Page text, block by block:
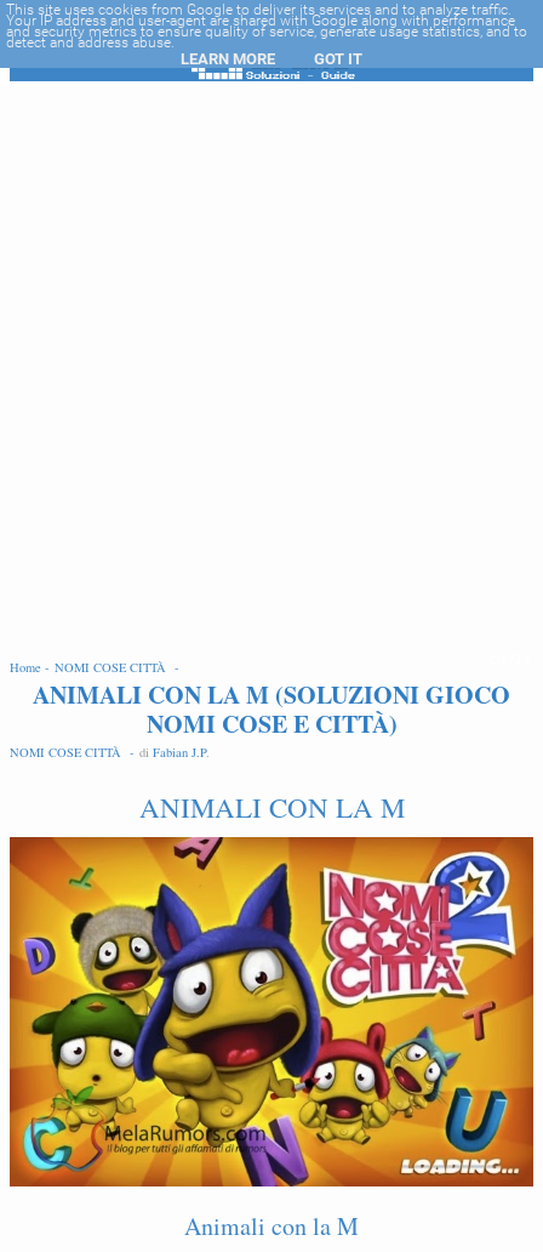
-->
Home - NOMI COSE CITTÀ -
ANIMALI CON LA M (SOLUZIONI GIOCO
NOMI COSE E CITTÀ)
NOMI COSE CITTÀ - di Fabian J.P.
ANIMALI CON LA M
Animali con la M
This site uses cookies from Google to deliver its services and to analyze traffic.
Your IP address and user-agent are shared with Google along with performance
and security metrics to ensure quality of service, generate usage statistics, and to
detect and address abuse.
LEARN MORE GOT IT